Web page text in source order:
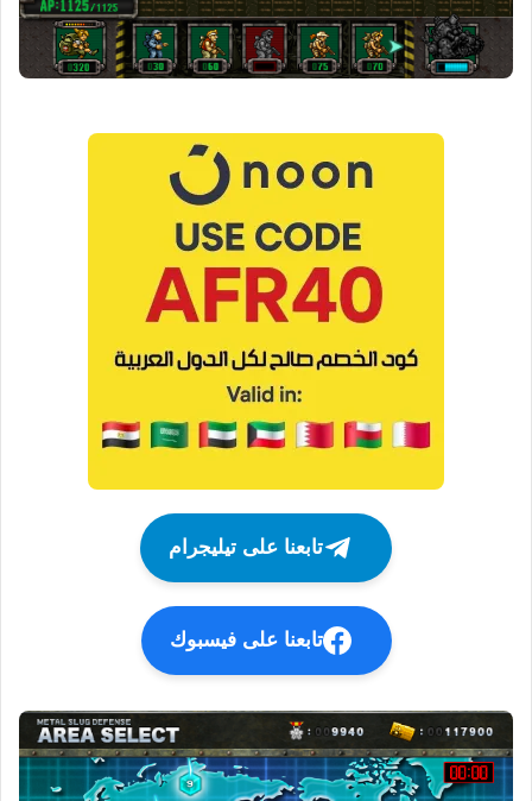
تابعنا على تيليجرام
تابعنا على فيسبوك